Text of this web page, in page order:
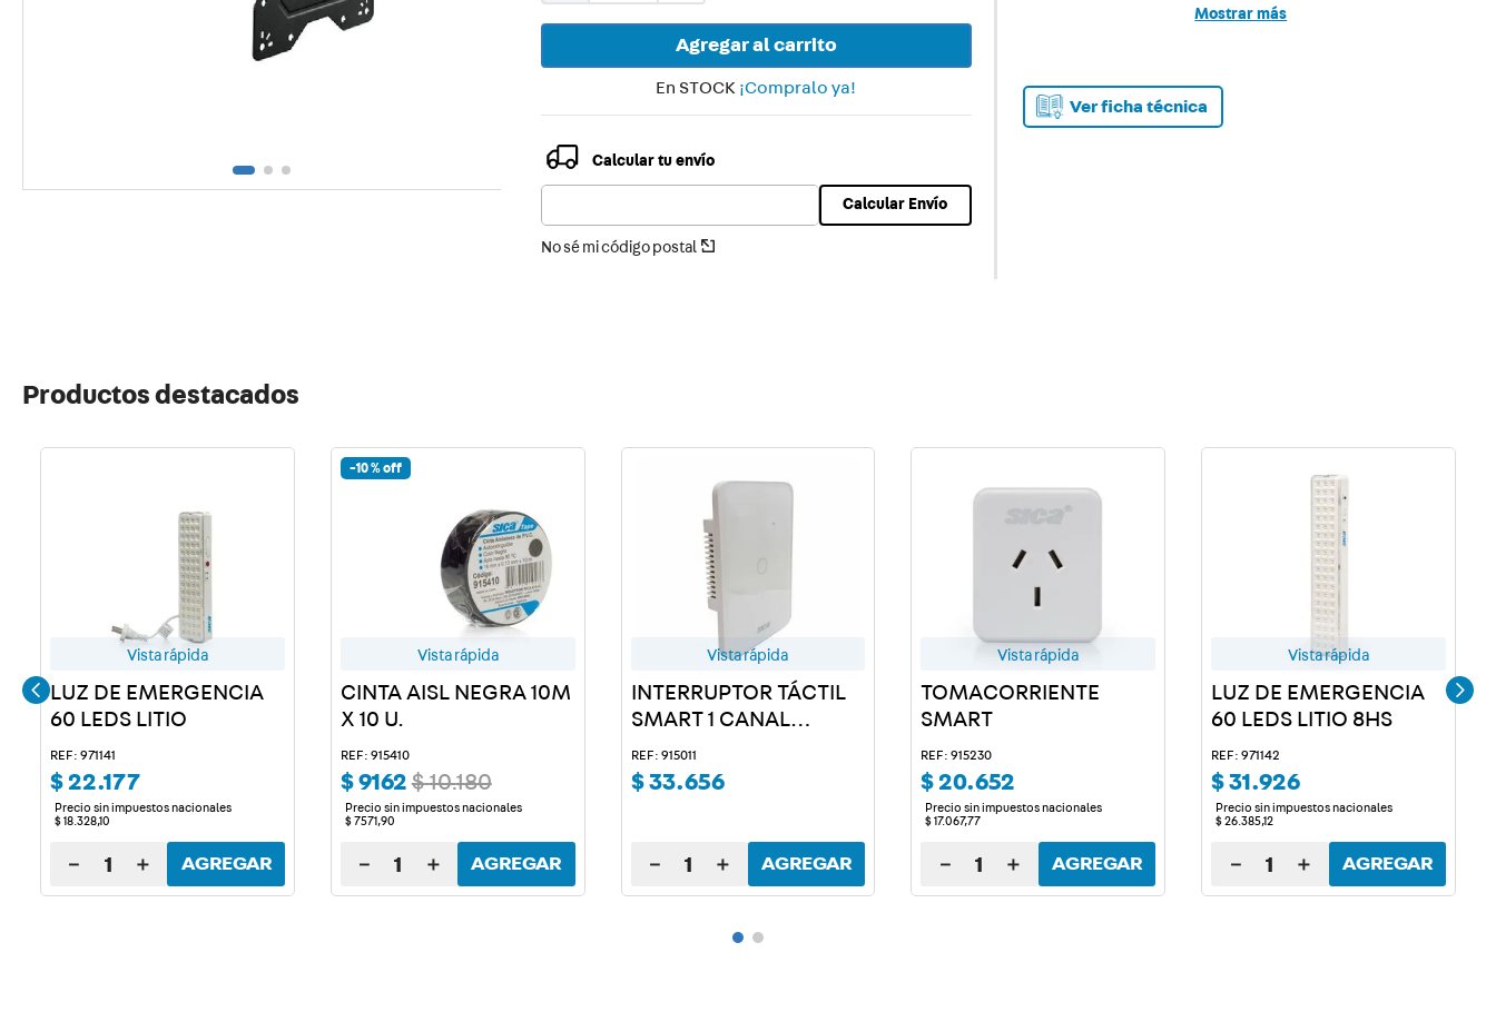
Agregar al carrito
En STOCK ¡Compralo ya!
Calcular tu envío
No sé mi código postal
Calcular Envío
de caídas, ideal para hogares con niños o mascotas. Su
Fabricados con materiales resistentes, garantizan
durabilidad y soporte confiable a lo largo del tiempo.
Mostrar más
Ver ficha técnica
Productos destacados
Vista rápida
LUZ DE EMERGENCIA
60 LEDS LITIO
REF: 971141
$22.177
Precio sin impuestos nacionales
$18. 328,10
＋
－ AGREGAR
-10 %
Vista rápida
CINTA AISL NEGRA 10M
X 10 U.
REF: 915410
$9162 $10.180
Precio sin impuestos nacionales
$ 7571,90
＋
－ AGREGAR
Vista rápida
INTERRUPTOR TÁCTIL
SMART 1 CANAL
BLANCO
REF: 915011
$33.656
＋
－ AGREGAR
Vista rápida
TOMACORRIENTE
SMART
REF: 915230
$20.652
Precio sin impuestos nacionales
$ 17.067,77
＋
－ AGREGAR
Vista rápida
LUZ DE EMERGENCIA
60 LEDS LITIO 8HS
REF: 971142
$31.926
Precio sin impuestos nacionales
$26 .385,12
＋
－ AGREGAR